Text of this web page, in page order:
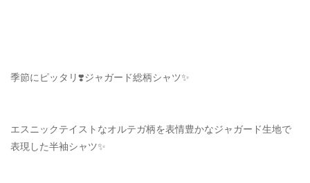
季節にピッタリ❣️ジャガード総柄シャツ✨
エスニックテイストなオルテガ柄を表情豊かなジャガード生地で
表現した半袖シャツ✨